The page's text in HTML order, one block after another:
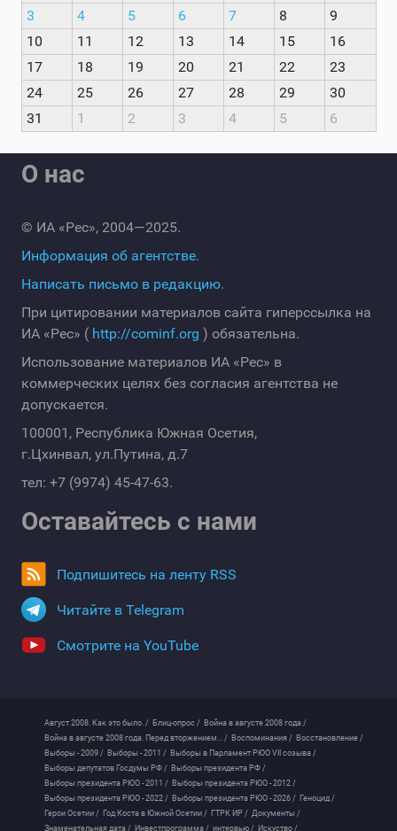
3
4 5 6 7 8
9
10
11 12 13 14 15
16
17
18 19 20 21 22
23
24
25 26 27 28 29
30
31
1 2 3 4 5 6
О нас
© ИА «Рес», 2004—2025.
Информация об агентстве.
Написать письмо в редакцию.
При цитировании материалов сайта гиперссылка на
ИА «Рес» ( http://cominf.org ) обязательна.
Использование материалов ИА «Рес» в
коммерческих целях без согласия агентства не
допускается.
100001, Республика Южная Осетия,
г.Цхинвал, ул.Путина, д.7
тел: +7 (9974) 45-47-63.
Оставайтесь с нами
Подпишитесь на ленту RSS
Читайте в Telegram
Смотрите на YouTube
Август 2008. Как это было. / Блиц-опрос / Война в августе 2008 года /
Война в августе 2008 года. Перед вторжением... / Воспоминания / Восстановление /
Выборы - 2009 / Выборы - 2011 / Выборы в Парламент РЮО VII созыва /
Выборы депутатов Госдумы РФ / Выборы президента РФ /
Выборы президента РЮО - 2011 / Выборы президента РЮО - 2012 /
Выборы президента РЮО - 2022 / Выборы президента РЮО - 2026 / Геноцид /
Герои Осетии / Год Коста в Южной Осетии / ГТРК ИР / Документы /
Знаменательная дата / Инвестпрограмма / интервью / Искуство /